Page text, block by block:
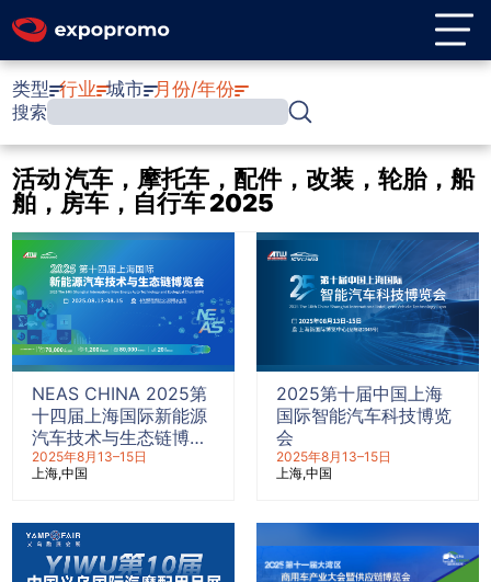
类型 行业 城市 月份/年份
搜索
活动 汽车，摩托车，配件，改装，轮胎，船
舶，房车，自行车 2025
NEAS CHINA 2025第
十四届上海国际新能源
汽车技术与生态链博览
会
2025年8月13–15日
上海 中国
2025第十届中国上海
国际智能汽车科技博览
会
2025年8月13–15日
上海 中国